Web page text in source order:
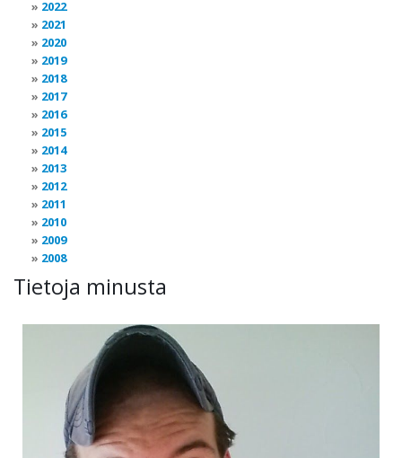
2022
2021
2020
2019
2018
2017
2016
2015
2014
2013
2012
2011
2010
2009
2008
Tietoja minusta